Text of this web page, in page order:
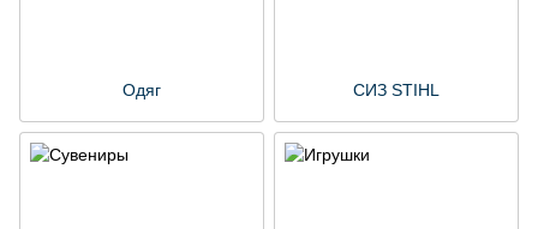
Одяг CИЗ STIHL